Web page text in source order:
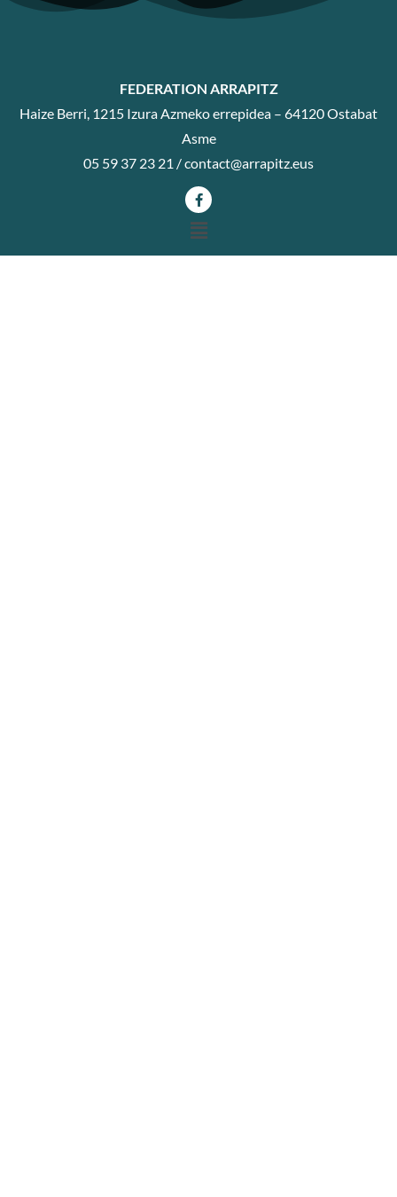
FEDERATION ARRAPITZ
Haize Berri, 1215 Izura Azmeko errepidea – 64120 Ostabat
Asme
05 59 37 23 21 /contact@arrapitz.eus